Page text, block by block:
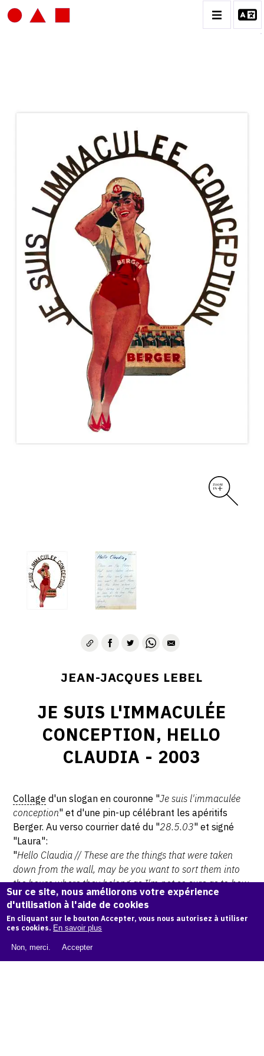
BIOGRAPHIE
CATALOGUE DES OEUVRES
VOL.1: HAPPENING / ACTION ART
VOL.2: PEINTURE / DESSIN / COLLAGES / OEUVRE
COLLECTIVES
VOL.3: SCULPTURES
CONTACT
JEAN-JACQUES LEBEL
JE SUIS L'IMMACULÉE
CONCEPTION, HELLO
CLAUDIA - 2003
Collage d'un slogan en couronne "Je suis l'immaculée
conception" et d'une pin-up célébrant les apéritifs
Berger. Au verso courrier daté du "28.5.03" et signé
"Laura":
"Hello Claudia // These are the things that were taken
down from the wall, may be you want to sort them into
the boxes where they belong as I'm not so sure as to how
they are categorized"
© Jean-Jacques Lebel, artiste
CITER CETTE ŒUVRE
Sur ce site, nous améliorons votre expérience
d'utilisation à l'aide de cookies
En cliquant sur le bouton Accepter, vous nous autorisez à utiliser
ces cookies. En savoir plus
Non, merci. Accepter